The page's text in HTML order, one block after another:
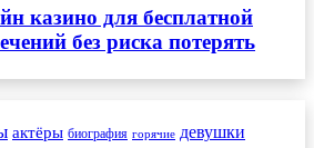
казино для бесплатной
без риска потерять
актёры биография горячие девушки